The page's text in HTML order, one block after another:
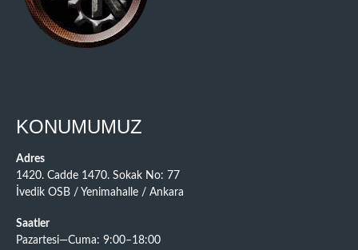
KONUMUMUZ
Adres
1420. Cadde 1470. Sokak No: 77
İvedik OSB / Yenimahalle / Ankara
Saatler
Pazartesi—Cuma: 9:00–18:00